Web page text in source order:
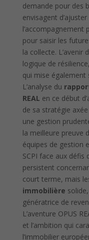
demande pour des
envisagent
l’accompagnement
pour saisir les
la collecte. L’avenir
logique de
qui mise également
L’analyse du
REAL en ce début
de sa stratégie
une gestion
la meilleure preuve
équipes de gestion
SCPI face aux défis
persistent
court terme, mais
immobilière
génératrice de
L’aventure OPUS
et l’ambition qui
l’immobilier